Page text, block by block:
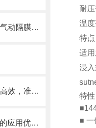
气动，驱动灵活高效：揭秘气动隔膜泵的工作原理与应用优势
防爆机械隔膜计量泵：安全高效，准确计量新选择
上泰 PC-350 在污水处理中的应用优势有哪些？
耐
温
特
适
浸
特
■ 一